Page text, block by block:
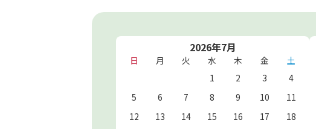
2026年7月
日 月 火 水 木 金
土
1
2 3
4
5
6 7 8 9 10
11
12
13 14 15 16 17
18